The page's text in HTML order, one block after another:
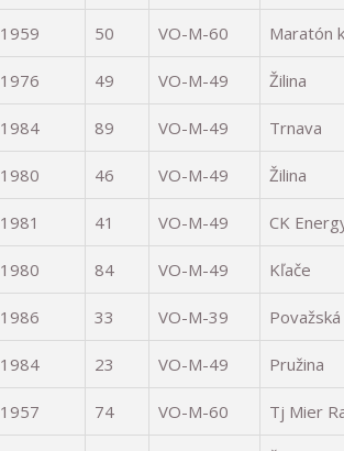
1959 50 VO-M-60 Maratón
1976 49 VO-M-49 Žilina
1984 89 VO-M-49 Trnava
1980 46 VO-M-49 Žilina
1981 41 VO-M-49 CK
1980 84 VO-M-49 Kľače
1986 33 VO-M-39
1984 23 VO-M-49 Pružina
1957 74 VO-M-60 Tj Mier